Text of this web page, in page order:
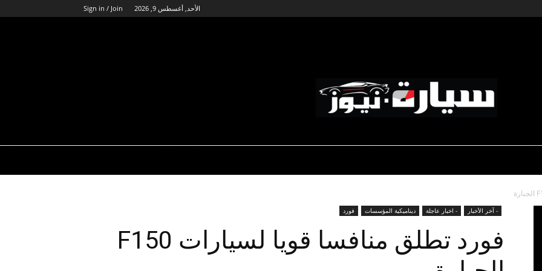
الأحد, أغسطس 9, 2026 Sign in / Join
- آخر الأخبار - اخبار عاجلة ديناميكية المؤسسات فورد
فورد تطلق منافسا قويا لسيارات F150